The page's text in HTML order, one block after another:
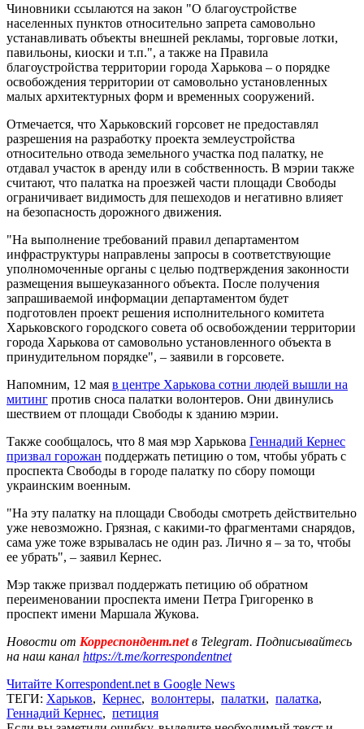
Чиновники ссылаются на закон "О благоустройстве
населенных пунктов относительно запрета самовольно
устанавливать объекты внешней рекламы, торговые лотки,
павильоны, киоски и т.п.", а также на Правила
благоустройства территории города Харькова – о порядке
освобождения территории от самовольно установленных
малых архитектурных форм и временных сооружений.
Отмечается, что Харьковский горсовет не предоставлял
разрешения на разработку проекта землеустройства
относительно отвода земельного участка под палатку, не
отдавал участок в аренду или в собственность. В мэрии также
считают, что палатка на проезжей части площади Свободы
ограничивает видимость для пешеходов и негативно влияет
на безопасность дорожного движения.
"На выполнение требований правил департаментом
инфраструктуры направлены запросы в соответствующие
уполномоченные органы с целью подтверждения законности
размещения вышеуказанного объекта. После получения
запрашиваемой информации департаментом будет
подготовлен проект решения исполнительного комитета
Харьковского городского совета об освобождении территории
города Харькова от самовольно установленного объекта в
принудительном порядке", – заявили в горсовете.
Напомним, 12 мая в центре Харькова сотни людей вышли на
митинг против сноса палатки волонтеров. Они двинулись
шествием от площади Свободы к зданию мэрии.
Также сообщалось, что 8 мая мэр Харькова Геннадий Кернес
призвал горожан поддержать петицию о том, чтобы убрать с
проспекта Свободы в городе палатку по сбору помощи
украинским военным.
"На эту палатку на площади Свободы смотреть действительно
уже невозможно. Грязная, с какими-то фрагментами снарядов,
сама уже тоже взрывалась не один раз. Лично я – за то, чтобы
ее убрать", – заявил Кернес.
Мэр также призвал поддержать петицию об обратном
переименовании проспекта имени Петра Григоренко в
проспект имени Маршала Жукова.
Новости от Корреспондент.netв Telegram. Подписывайтесь
на наш канал https://t.me/korrespondentnet
Читайте Korrespondent.net в Google News
ТЕГИ: Харьков, Кернес, волонтеры, палатки, палатка,
Геннадий Кернес, петиция